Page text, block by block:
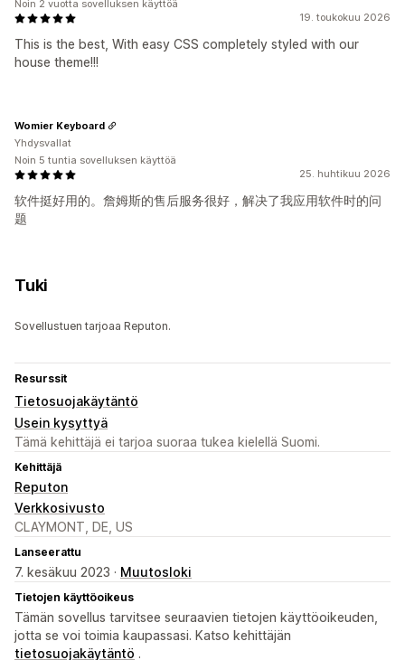
19. toukokuu 2026
This is the best, With easy CSS completely styled with our
house theme!!!
Noin 2 vuotta sovelluksen käyttöä
25. huhtikuu 2026
软件挺好用的。詹姆斯的售后服务很好，解决了我应用软件时的问
题
Womier Keyboard
Yhdysvallat
Noin 5 tuntia sovelluksen käyttöä
Tuki
Sovellustuen tarjoaa Reputon.
Resurssit
Tietosuojakäytäntö
Usein kysyttyä
Tämä kehittäjä ei tarjoa suoraa tukea kielellä Suomi.
Kehittäjä
Reputon
Verkkosivusto
CLAYMONT, DE, US
Lanseerattu
7. kesäkuu 2023 · Muutosloki
Tietojen käyttöoikeus
Tämän sovellus tarvitsee seuraavien tietojen käyttöoikeuden,
jotta se voi toimia kaupassasi. Katso kehittäjän
tietosuojakäytäntö .